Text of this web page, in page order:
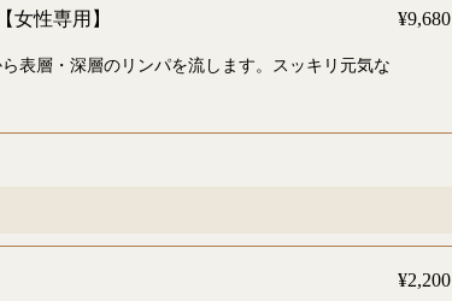
女性専用】
表層・深層のリンパを流します。スッキリ元気な
¥9,680
¥2,200